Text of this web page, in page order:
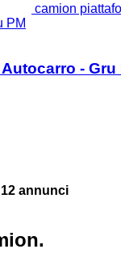
camion
PM
- Gru
12 annunci